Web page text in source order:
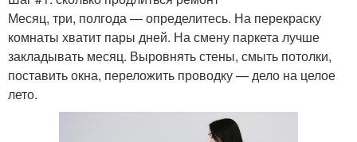
Месяц, три, полгода — определитесь. На перекраску
комнаты хватит пары дней. На смену паркета лучше
закладывать месяц. Выровнять стены, смыть потолки,
поставить окна, переложить проводку — дело на целое
лето.